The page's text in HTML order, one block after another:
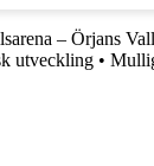
– Örjans
utveckling •